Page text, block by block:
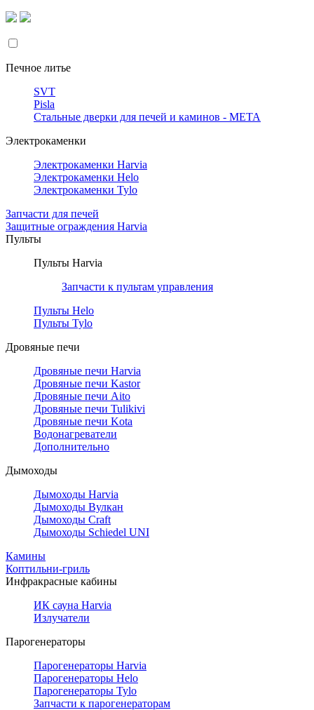
Печное литье
SVT
Pisla
Стальные дверки для печей и каминов - META
Электрокаменки
Электрокаменки Harvia
Электрокаменки Helo
Электрокаменки Tylo
Запчасти для печей
Защитные ограждения Harvia
Пульты
Пульты Harvia
Запчасти к пультам управления
Пульты Helo
Пульты Tylo
Дровяные печи
Дровяные печи Harvia
Дровяные печи Kastor
Дровяные печи Aito
Дровяные печи Tulikivi
Дровяные печи Kota
Водонагреватели
Дополнительно
Дымоходы
Дымоходы Harvia
Дымоходы Вулкан
Дымоходы Craft
Дымоходы Schiedel UNI
Камины
Коптильни-гриль
Инфракрасные кабины
ИК сауна Harvia
Излучатели
Парогенераторы
Парогенераторы Harvia
Парогенераторы Helo
Парогенераторы Tylo
Запчасти к парогенераторам